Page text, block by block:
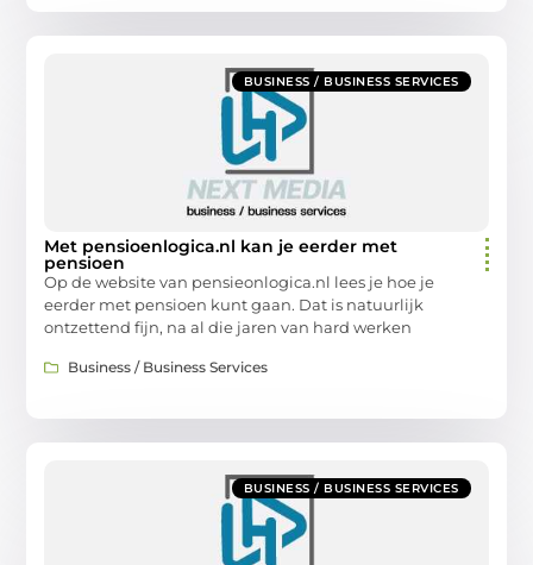
BUSINESS / BUSINESS SERVICES
Met pensioenlogica.nl kan je eerder met
pensioen
Op de website van pensieonlogica.nl lees je hoe je
eerder met pensioen kunt gaan. Dat is natuurlijk
ontzettend fijn, na al die jaren van hard werken
Business / Business Services
BUSINESS / BUSINESS SERVICES